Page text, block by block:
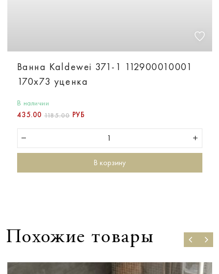
Ванна Kaldewei 371-1 112900010001
170х73 уценка
В наличии
435.00 1185.00 РУБ
В корзину
Похожие товары